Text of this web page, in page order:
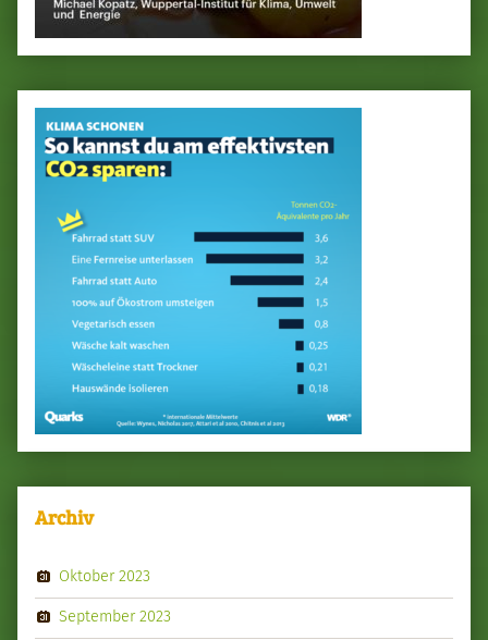
Archiv
Oktober 2023
September 2023